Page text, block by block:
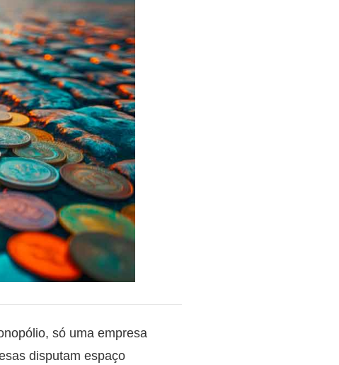
só uma empresa
disputam espaço